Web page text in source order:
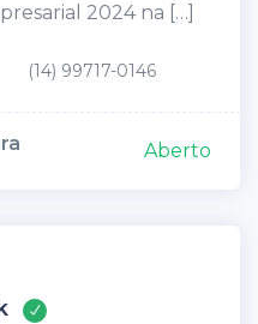
2024 na […]
(14) 99717-0146
Aberto